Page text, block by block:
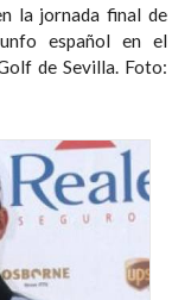
la jornada final de
español en el
Sevilla. Foto: